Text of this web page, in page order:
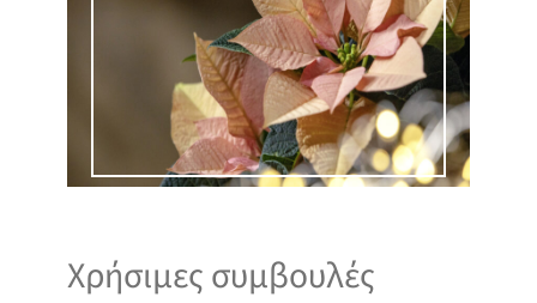
Χρήσιμες συμβουλές